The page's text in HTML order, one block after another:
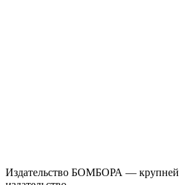
Издательство БОМБОРА —